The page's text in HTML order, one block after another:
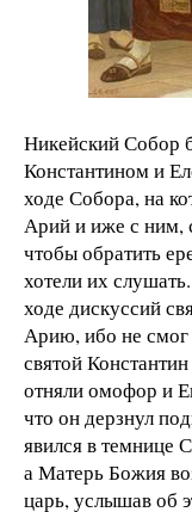
Никейский Собор
Константином и
ходе Собора, на
Арий и иже с ним,
чтобы обратить
хотели их
ходе дискуссий
Арию, ибо не смог
святой
отняли омофор и
что он дерзнул
явился в темнице
а Матерь Божия
царь, услышав об